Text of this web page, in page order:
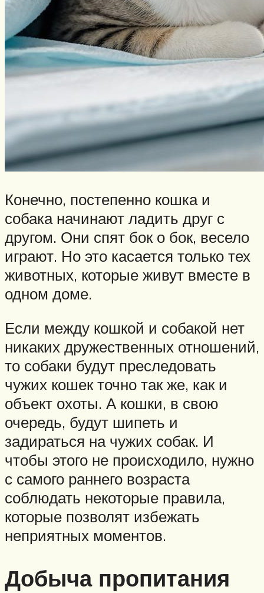
Конечно, постепенно кошка и
собака начинают ладить друг с
другом. Они спят бок о бок, весело
играют. Но это касается только тех
животных, которые живут вместе в
одном доме.
Если между кошкой и собакой нет
никаких дружественных отношений,
то собаки будут преследовать
чужих кошек точно так же, как и
объект охоты. А кошки, в свою
очередь, будут шипеть и
задираться на чужих собак. И
чтобы этого не происходило, нужно
с самого раннего возраста
соблюдать некоторые правила,
которые позволят избежать
неприятных моментов.
Добыча пропитания